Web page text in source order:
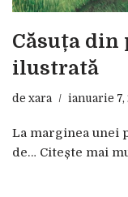
Căsuța din
ilustrată
de xara ianuarie 7,
La marginea unei
de… Citește mai